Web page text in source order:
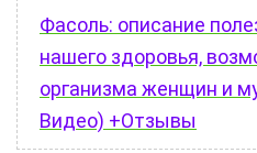
Фасоль: описание
нашего здоровья,
организма женщин и
Видео) +Отзывы